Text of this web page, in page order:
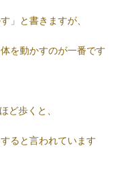
」と書きますが、
を動かすのが一番です
ど歩くと、
ると言われています